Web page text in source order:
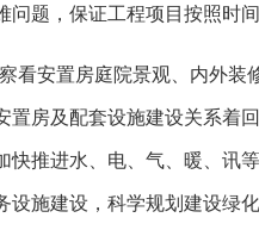
题，保证工程项目按照时间
安置房庭院景观、内外装
房及配套设施建设关系着
推进水、电、气、暖、讯
施建设，科学规划建设绿